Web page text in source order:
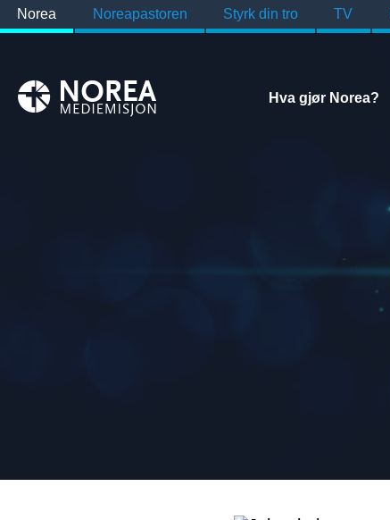
Norea Noreapastoren Styrk din tro TV
Hva gjør Norea?